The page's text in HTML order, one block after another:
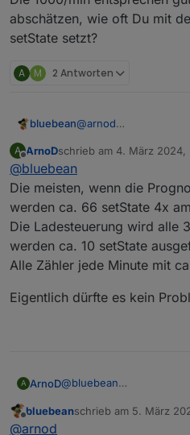
abschätzen, wie oft Du mit
setState setzt?
A M 2 Antworten
bluebean@arnod
umgestiegen, mal
mir auch kommt.
Ich hatte für mich
Tageszähler ergänzt,
Energie des Hauses
LM3). Sonst keine
Die 1000/min entsprechen gut 16/s.
abschätzen, wie oft
setState setzt?
A
Offline
ArnoDschrieb am 4. März 2024,
zuletzt editiert von
@bluebean
Die meisten, wenn die
werden ca. 66 setState 4x
Die Ladesteuerung wird alle
werden ca. 10 setState
Alle Zähler jede Minute mit
Eigentlich dürfte es kein
A ArnoD@bluebean
werden ca. 66 setState
Eigentlich dürfte es kein
Offline
bluebeanschrieb am 5. März
zuletzt editiert von
@arnod